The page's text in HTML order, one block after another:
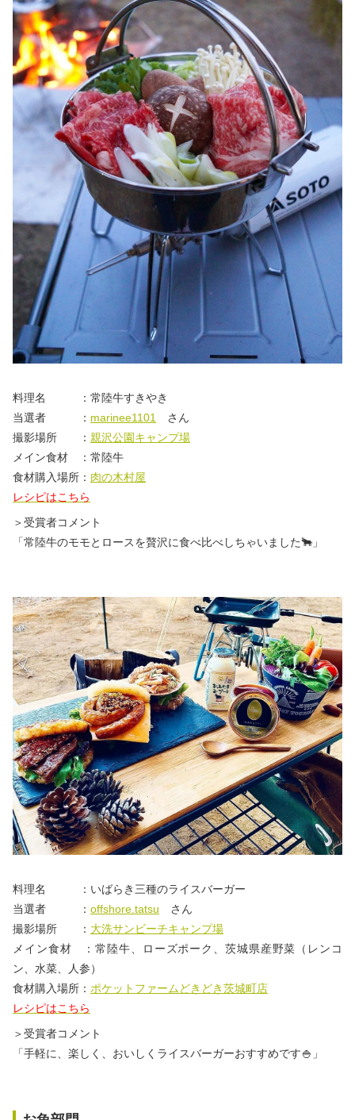
料理名 ：常陸牛すきやき
当選者 ： marinee1101
さん
撮影場所 ： 親沢公園キャンプ場
メイン食材 ：常陸牛
食材購入場所： 肉の木村屋
レシピはこちら
＞受賞者コメント
「常陸牛のモモとロースを贅沢に食べ比べしちゃいました🐂」
料理名 ：いばらき三種のライスバーガー
当選者 ： offshore.tatsu さん
撮影場所 ： 大洗サンビーチキャンプ場
メイン食材 ：常陸牛、ローズポーク、茨城県産野菜（レンコ
ン、水菜、人参）
食材購入場所： ポケットファームどきどき茨城町店
レシピはこちら
＞受賞者コメント
「手軽に、楽しく、おいしくライスバーガーおすすめです🍚」